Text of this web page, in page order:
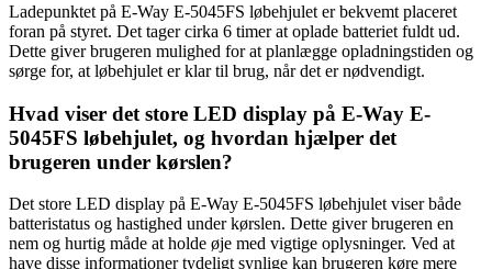
Ladepunktet på E-Way E-5045FS løbehjulet er bekvemt placeret
foran på styret. Det tager cirka 6 timer at oplade batteriet fuldt ud.
Dette giver brugeren mulighed for at planlægge opladningstiden og
sørge for, at løbehjulet er klar til brug, når det er nødvendigt.
Hvad viser det store LED display på E-Way E-
5045FS løbehjulet, og hvordan hjælper det
brugeren under kørslen?
Det store LED display på E-Way E-5045FS løbehjulet viser både
batteristatus og hastighed under kørslen. Dette giver brugeren en
nem og hurtig måde at holde øje med vigtige oplysninger. Ved at
have disse informationer tydeligt synlige kan brugeren køre mere